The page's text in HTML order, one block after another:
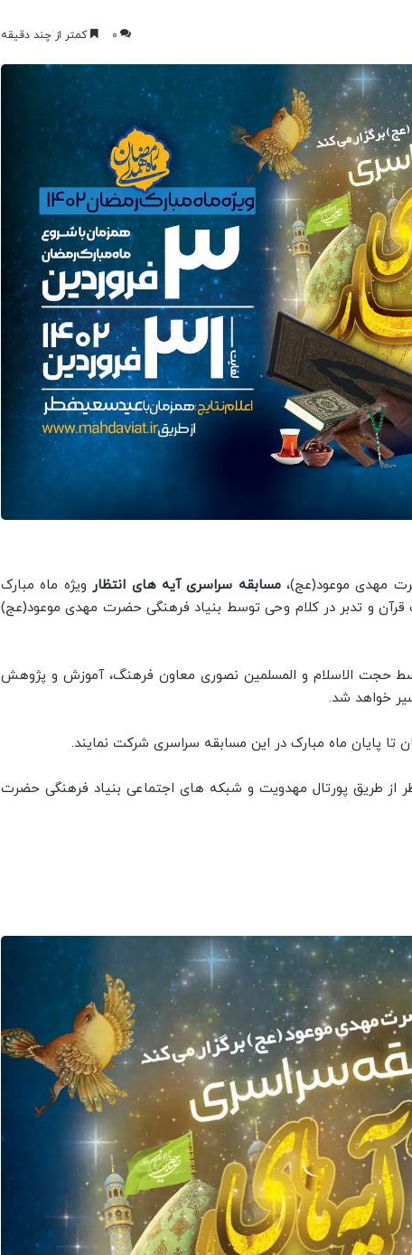
0 کمتر از چند دقیقه
مهدی موعود(عج)،مسابقه سراسری آیه های انتظار ویژه ماه مبارک
آیات قرآن و تدبر در کلام وحی توسط بنیاد فرهنگی حضرت مهدی موعود(عج)
حجت الاسلام و المسلمین نصوری معاون فرهنگ، آموزش و پژوهش
خواهد شد.
تا پایان ماه مبارک در این مسابقه سراسری شرکت نمایند.
از طریق پورتال مهدویت و شبکه های اجتماعی بنیاد فرهنگی حضرت